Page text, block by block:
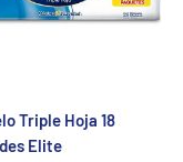
Triple Hoja 18
Elite